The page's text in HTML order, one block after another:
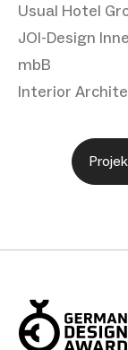
Usual Hotel
JOI-Design
mbB
Interior